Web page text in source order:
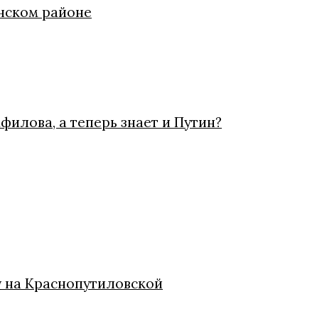
районе
а теперь знает и Путин?
Краснопутиловской